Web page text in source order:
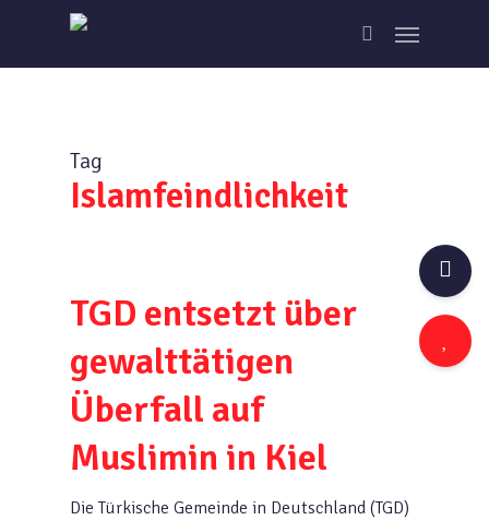
main
search
Menu
Tag
Islamfeindlichkeit
TGD entsetzt über
gewalttätigen
Überfall auf
Muslimin in Kiel
Die Türkische Gemeinde in Deutschland (TGD)